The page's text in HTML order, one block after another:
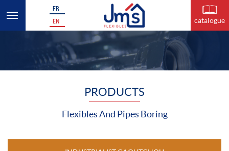
FR
EN
catalogue
PRODUCTS
Flexibles And Pipes Boring